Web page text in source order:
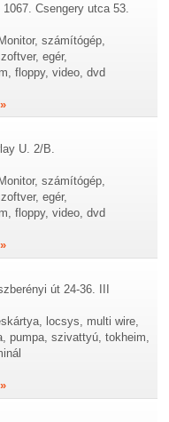
Csengery utca 53.
számítógép,
egér,
floppy, video, dvd
U. 2/B.
számítógép,
egér,
floppy, video, dvd
út 24-36. III
locsys, multi wire,
pumpa, szivattyú, tokheim,